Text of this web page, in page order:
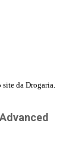
da Drogaria.